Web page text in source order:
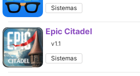
Sistemas
Epic Citadel
v1.1
Sistemas